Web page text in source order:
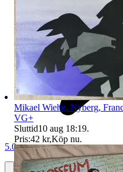
5.0
Mikael Wiehe, Nyberg,
VG+
Sluttid10 aug 18:19.
Pris:42 kr,Köp nu.